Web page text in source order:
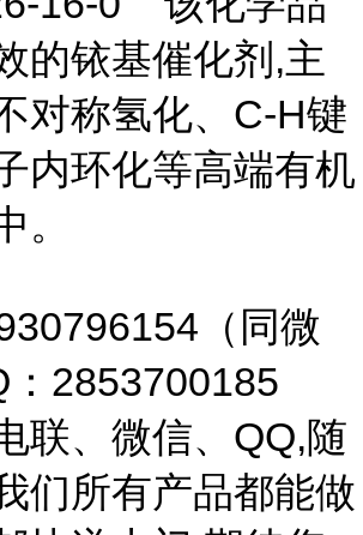
的铱基催化剂,主
对称氢化、C-H键
内环化等高端有机
。
（同微
2853700185
联、微信、QQ,随
们所有产品都能做